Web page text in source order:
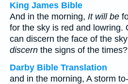
King James Bible
And in the morning, It will be
for the sky is red and lowring.
can discern the face of the
discern the signs of the times?
Darby Bible Translation
and in the morning, A storm